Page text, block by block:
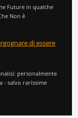
Future in qualche
Non è
di essere
personalmente
- salvo rarissime